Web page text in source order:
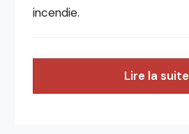
incendie.
Lire la suite